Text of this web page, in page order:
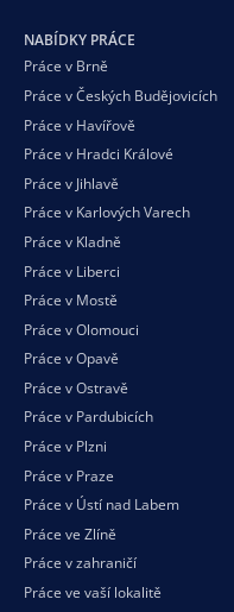
NABÍDKY PRÁCE
Práce v Brně
Práce v Českých Budějovicích
Práce v Havířově
Práce v Hradci Králové
Práce v Jihlavě
Práce v Karlových Varech
Práce v Kladně
Práce v Liberci
Práce v Mostě
Práce v Olomouci
Práce v Opavě
Práce v Ostravě
Práce v Pardubicích
Práce v Plzni
Práce v Praze
Práce v Ústí nad Labem
Práce ve Zlíně
Práce v zahraničí
Práce ve vaší lokalitě